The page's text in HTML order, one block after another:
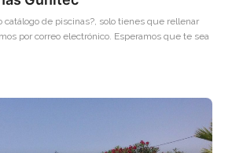
de piscinas?, solo tienes que rellenar
por correo electrónico. Esperamos que te sea